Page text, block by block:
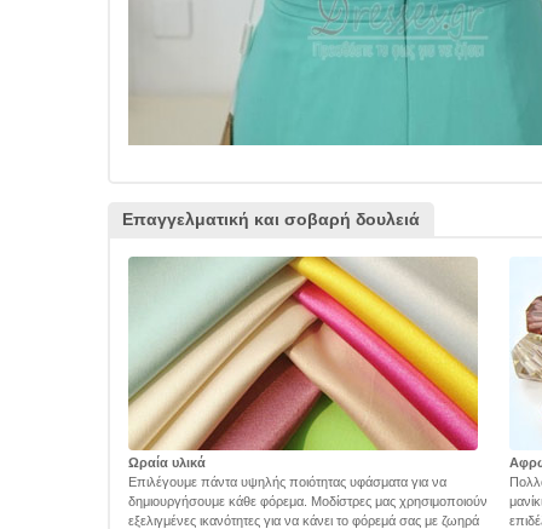
Επαγγελματική και σοβαρή δουλειά
Ωραία υλικά
Επιλέγουμε πάντα υψηλής ποιότητας υφάσματα για να
δημιουργήσουμε κάθε φόρεμα. Μοδίστρες μας χρησιμοποιούν
εξελιγμένες ικανότητες για να κάνει το φόρεμά σας με ζωηρά